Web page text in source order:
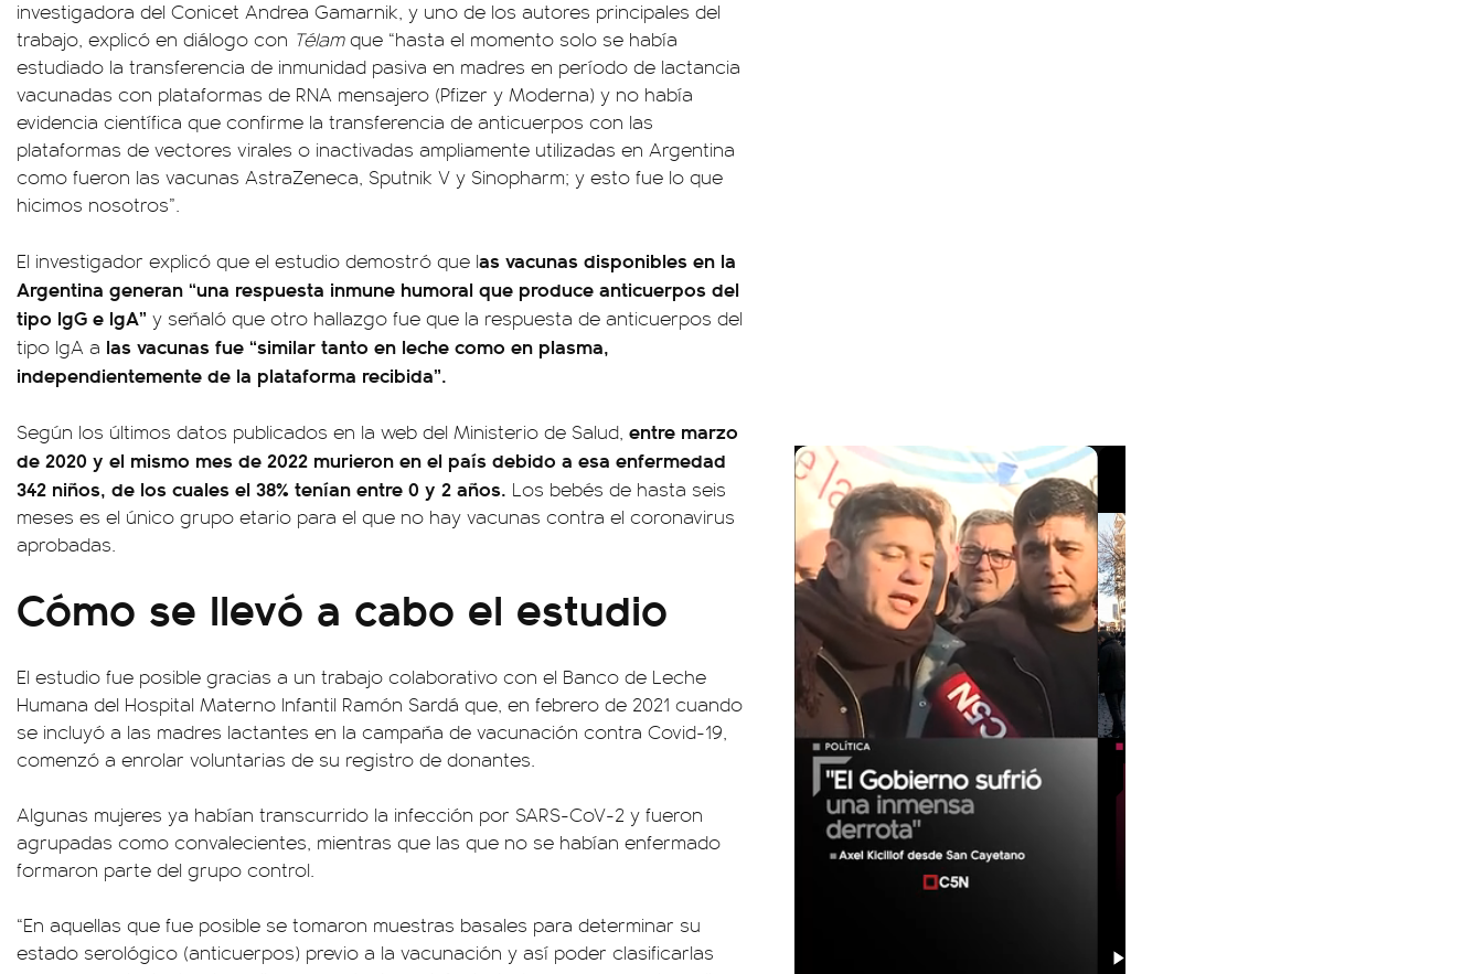
investigadora del Conicet Andrea Gamarnik, y uno de los autores principales del
trabajo, explicó en diálogo con Télamque “hasta el momento solo se había
estudiado la transferencia de inmunidad pasiva en madres en período de lactancia
vacunadas con plataformas de RNA mensajero (Pfizer y Moderna) y no había
evidencia científica que confirme la transferencia de anticuerpos con las
plataformas de vectores virales o inactivadas ampliamente utilizadas en Argentina
como fueron las vacunas AstraZeneca, Sputnik V y Sinopharm; y esto fue lo que
hicimos nosotros”.
El investigador explicó que el estudio demostró que las vacunas disponibles en la
Argentina generan “una respuesta inmune humoral que produce anticuerpos del
tipo IgG e IgA” y señaló que otro hallazgo fue que la respuesta de anticuerpos del
tipo IgA a las vacunas fue “similar tanto en leche como en plasma,
independientemente de la plataforma recibida”.
Según los últimos datos publicados en la web del Ministerio de Salud, entre marzo
de 2020 y el mismo mes de 2022 murieron en el país debido a esa enfermedad
342 niños, de los cuales el 38% tenían entre 0 y 2 años. Los bebés de hasta seis
meses es el único grupo etario para el que no hay vacunas contra el coronavirus
aprobadas.
Cómo se llevó a cabo el estudio
El estudio fue posible gracias a un trabajo colaborativo con el Banco de Leche
Humana del Hospital Materno Infantil Ramón Sardá que, en febrero de 2021 cuando
se incluyó a las madres lactantes en la campaña de vacunación contra Covid-19,
comenzó a enrolar voluntarias de su registro de donantes.
Algunas mujeres ya habían transcurrido la infección por SARS-CoV-2 y fueron
agrupadas como convalecientes, mientras que las que no se habían enfermado
formaron parte del grupo control.
“En aquellas que fue posible se tomaron muestras basales para determinar su
estado serológico (anticuerpos) previo a la vacunación y así poder clasificarlas
01:05 00:29